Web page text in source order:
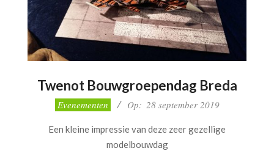
Twenot Bouwgroependag Breda
Evenementen Op: 28 september 2019
Een kleine impressie van deze zeer gezellige
modelbouwdag